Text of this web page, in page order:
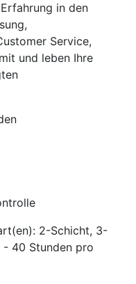
in den
Service,
und leben Ihre
2-Schicht, 3-
40 Stunden pro